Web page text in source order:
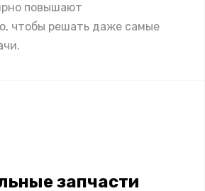
повышают
чтобы решать даже самые
запчасти